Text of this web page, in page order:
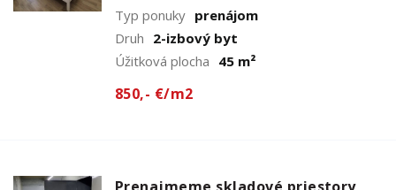
Typ ponuky prenájom
Druh 2-izbový byt
Úžitková plocha 45 m²
850,- €/m2
Prenajmeme skladové priestory